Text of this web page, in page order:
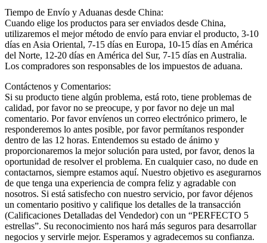
Tiempo de Envío y Aduanas desde China:
Cuando elige los productos para ser enviados desde China,
utilizaremos el mejor método de envío para enviar el producto, 3-10
días en Asia Oriental, 7-15 días en Europa, 10-15 días en América
del Norte, 12-20 días en América del Sur, 7-15 días en Australia.
Los compradores son responsables de los impuestos de aduana.
Contáctenos y Comentarios:
Si su producto tiene algún problema, está roto, tiene problemas de
calidad, por favor no se preocupe, y por favor no deje un mal
comentario. Por favor envíenos un correo electrónico primero, le
responderemos lo antes posible, por favor permítanos responder
dentro de las 12 horas. Entendemos su estado de ánimo y
proporcionaremos la mejor solución para usted, por favor, denos la
oportunidad de resolver el problema. En cualquier caso, no dude en
contactarnos, siempre estamos aquí. Nuestro objetivo es asegurarnos
de que tenga una experiencia de compra feliz y agradable con
nosotros. Si está satisfecho con nuestro servicio, por favor déjenos
un comentario positivo y califique los detalles de la transacción
(Calificaciones Detalladas del Vendedor) con un “PERFECTO 5
estrellas”. Su reconocimiento nos hará más seguros para desarrollar
negocios y servirle mejor. Esperamos y agradecemos su confianza.